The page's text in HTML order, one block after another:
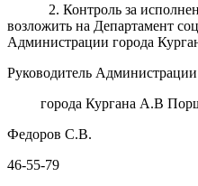
2. Контроль за
возложить на Департамент
Администрации города
Руководитель Администрации
города Кургана А.В
Федоров С.В.
46-55-79